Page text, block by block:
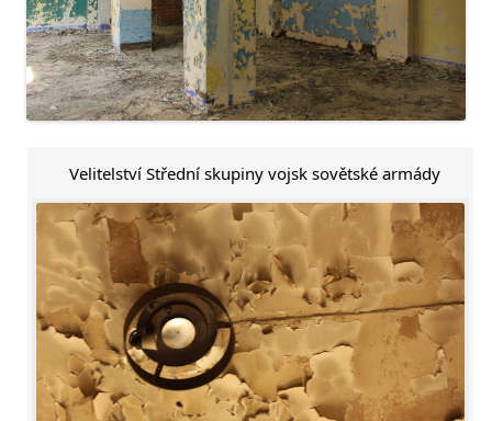
Velitelství Střední skupiny vojsk sovětské armády